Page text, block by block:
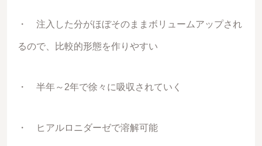
・ 注入した分がほぼそのままボリュームアップされ
るので、比較的形態を作りやすい
・ 半年～2年で徐々に吸収されていく
・ ヒアルロニダーゼで溶解可能